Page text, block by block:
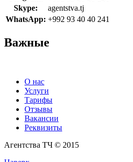
Skype:
agentstva.tj
WhatsApp: +992 93 40 40 241
Важные
О нас
Услуги
Тарифы
Отзывы
Вакансии
Реквизиты
Агентства ТЧ © 2015